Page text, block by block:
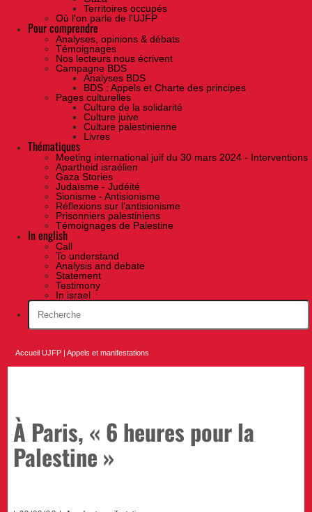
Territoires occupés
Où l'on parle de l'UJFP
Pour comprendre
Analyses, opinions & débats
Témoignages
Nos lecteurs nous écrivent
Campagne BDS
Analyses BDS
BDS : Appels et Charte des principes
Pages culturelles
Culture de la solidarité
Culture juive
Culture palestinienne
Livres
Thématiques
Meeting international juif du 30 mars 2024 - Interventions
Apartheid israélien
Gaza Stories
Judaïsme - Judéité
Sionisme - Antisionisme
Réflexions sur l’antisionisme
Prisonniers palestiniens
Témoignages de Palestine
In english
Call
To understand
Analysis and debate
Statement
Testimony
In israel
Accueil UJFP |Appels et manifestations
À Paris, « 6 heures pour la
Palestine »